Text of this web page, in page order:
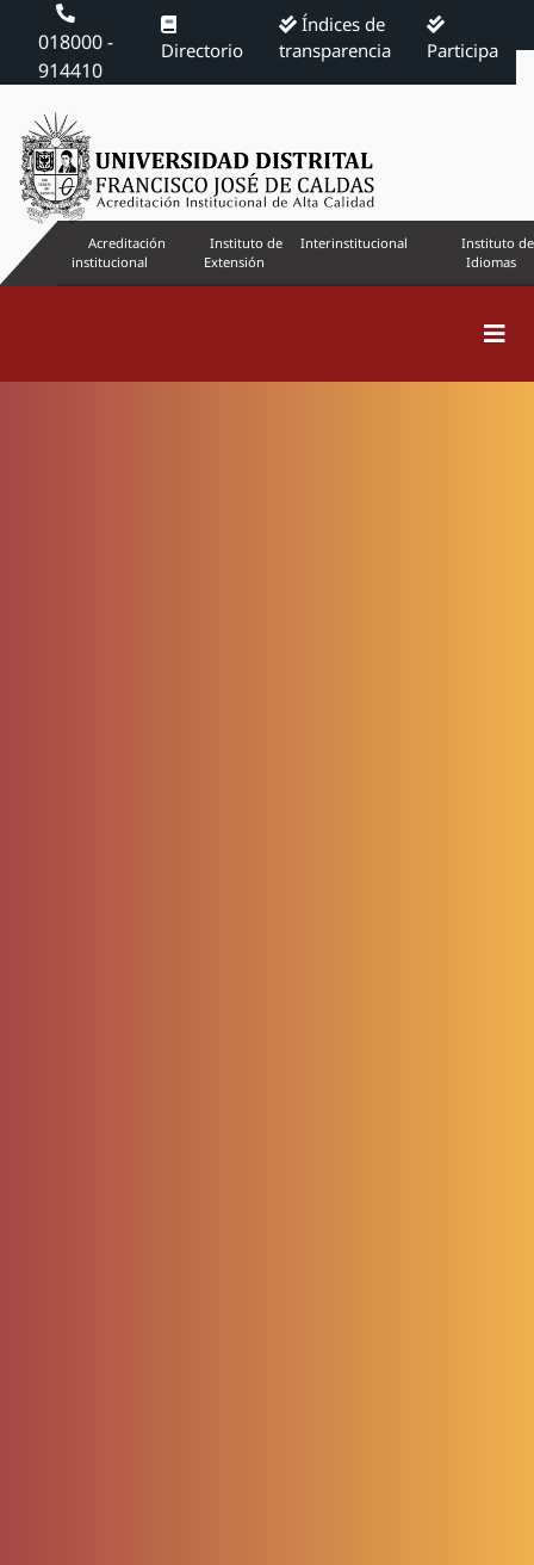
018000 -
914410
Directorio
Índices de
transparencia
Participa
Acreditación
institucional
Instituto de
Extensión
Interinstitucional
Instituto de
Idiomas